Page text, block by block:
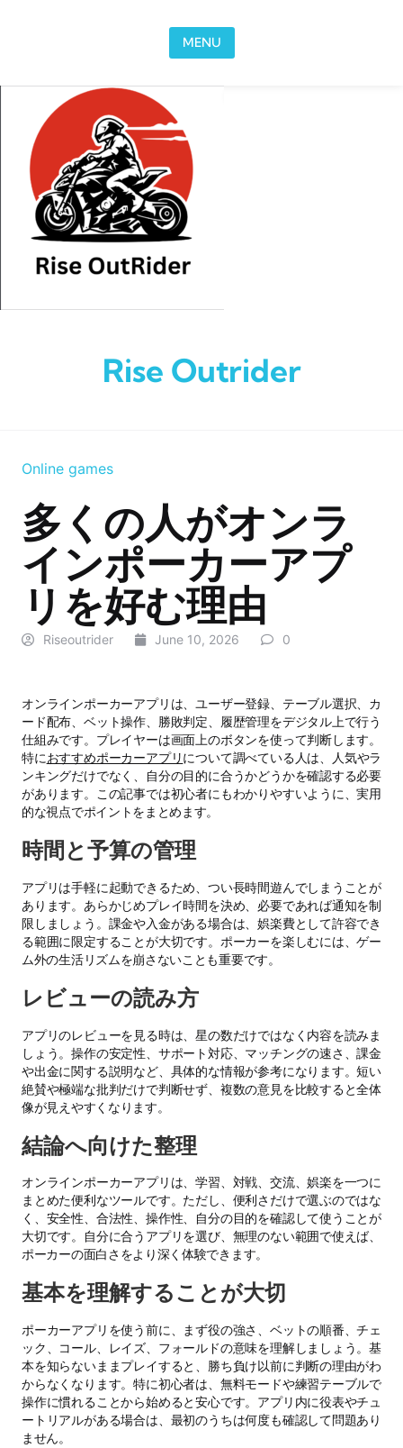
MENU
Rise Outrider
Online games
多くの人がオンラ
インポーカーアプ
リを好む理由
Riseoutrider June 10, 2026 0
オンラインポーカーアプリは、ユーザー登録、テーブル選択、カ
ード配布、ベット操作、勝敗判定、履歴管理をデジタル上で行う
仕組みです。プレイヤーは画面上のボタンを使って判断します。
特におすすめポーカーアプリについて調べている人は、人気やラ
ンキングだけでなく、自分の目的に合うかどうかを確認する必要
があります。この記事では初心者にもわかりやすいように、実用
的な視点でポイントをまとめます。
時間と予算の管理
アプリは手軽に起動できるため、つい長時間遊んでしまうことが
あります。あらかじめプレイ時間を決め、必要であれば通知を制
限しましょう。課金や入金がある場合は、娯楽費として許容でき
る範囲に限定することが大切です。ポーカーを楽しむには、ゲー
ム外の生活リズムを崩さないことも重要です。
レビューの読み方
アプリのレビューを見る時は、星の数だけではなく内容を読みま
しょう。操作の安定性、サポート対応、マッチングの速さ、課金
や出金に関する説明など、具体的な情報が参考になります。短い
絶賛や極端な批判だけで判断せず、複数の意見を比較すると全体
像が見えやすくなります。
結論へ向けた整理
オンラインポーカーアプリは、学習、対戦、交流、娯楽を一つに
まとめた便利なツールです。ただし、便利さだけで選ぶのではな
く、安全性、合法性、操作性、自分の目的を確認して使うことが
大切です。自分に合うアプリを選び、無理のない範囲で使えば、
ポーカーの面白さをより深く体験できます。
基本を理解することが大切
ポーカーアプリを使う前に、まず役の強さ、ベットの順番、チェ
ック、コール、レイズ、フォールドの意味を理解しましょう。基
本を知らないままプレイすると、勝ち負け以前に判断の理由がわ
からなくなります。特に初心者は、無料モードや練習テーブルで
操作に慣れることから始めると安心です。アプリ内に役表やチュ
ートリアルがある場合は、最初のうちは何度も確認して問題あり
ません。